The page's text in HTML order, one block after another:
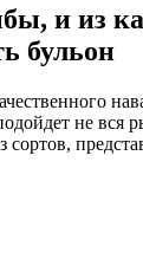
и из
бульон
не вся
сортов,